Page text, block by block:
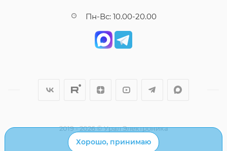
Пн-Вс: 10.00-20.00
2019 - 2026 © Урал Электроника
Хорошо, принимаю